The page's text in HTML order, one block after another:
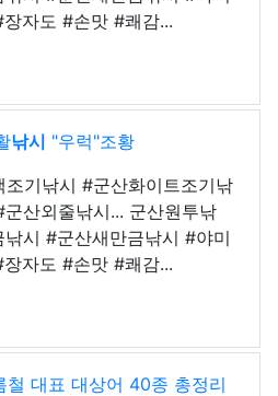
자도 #손맛 #쾌감...
낚시 "우럭"조황
기낚시 #군산화이트조기낚
산외줄낚시... 군산원투낚
시 #군산새만금낚시 #야미
자도 #손맛 #쾌감...
대표 대상어 40종 총정리